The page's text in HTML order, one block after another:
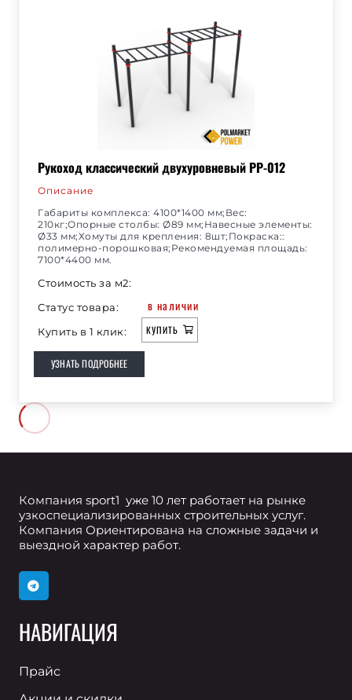
Рукоход классический двухуровневый РР-012
Описание
Габариты комплекса: 4100*1400 мм;Вес:
210кг;Опорные столбы: Ø89 мм;Навесные элементы:
Ø33 мм;Хомуты для крепления: 8шт;Покраска::
полимерно-порошковая;Рекомендуемая площадь:
7100*4400 мм.
Стоимость за м2:
Статус товара:
в наличии
Купить в 1 клик: КУПИТЬ
УЗНАТЬ ПОДРОБНЕЕ
Компания sport1 уже 10 лет работает на рынке
узкоспециализированных строительных услуг.
Компания Ориентирована на сложные задачи и
выездной характер работ.
НАВИГАЦИЯ
Прайс